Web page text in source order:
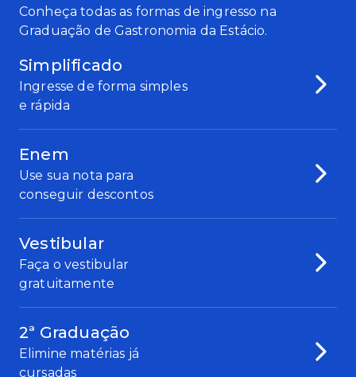
Conheça todas as formas de ingresso na
Graduação de Gastronomia da Estácio.
Simplificado
Ingresse de forma simples
e rápida
Enem
Use sua nota para
conseguir descontos
Vestibular
Faça o vestibular
gratuitamente
2ª Graduação
Elimine matérias já
cursadas